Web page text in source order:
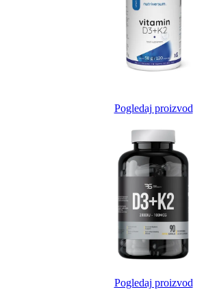
Pogledaj proizvod
Pogledaj proizvod